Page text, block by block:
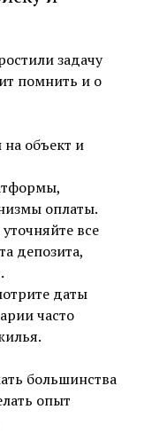
задачу
помнить и о
объект и
оплаты.
все
депозита,
даты
часто
большинства
опыт